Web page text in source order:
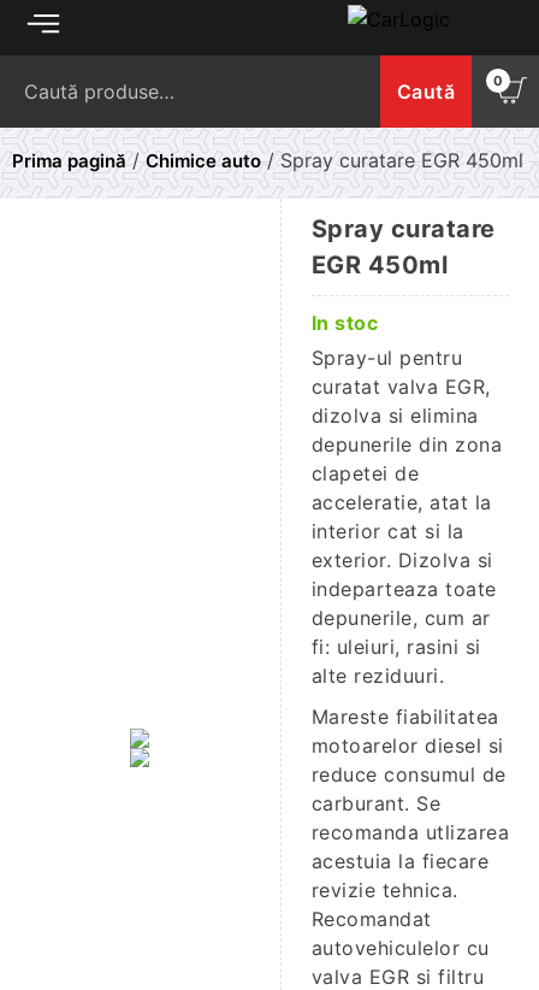
Skip
Caută 0
Prima pagină/Chimice auto/ Spray curatare EGR 450ml
Spray curatare
EGR 450ml
In stoc
Spray-ul pentru
curatat valva EGR,
dizolva si elimina
depunerile din zona
clapetei de
acceleratie, atat la
interior cat si la
exterior. Dizolva si
indeparteaza toate
depunerile, cum ar
fi: uleiuri, rasini si
alte reziduuri.
Mareste fiabilitatea
motoarelor diesel si
reduce consumul de
carburant. Se
recomanda utlizarea
acestuia la fiecare
revizie tehnica.
Recomandat
autovehiculelor cu
valva EGR si filtru